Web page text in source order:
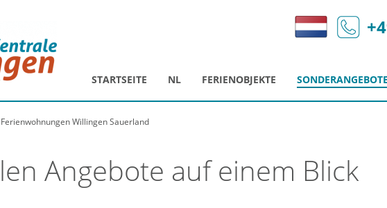
STARTSEITE NL FERIENOBJEKTE SONDERANGEBOTE
Willingen Sauerland
Angebote auf einem Blick